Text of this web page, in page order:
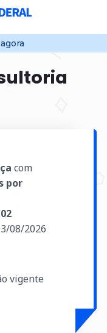
agora
com
por
08/2026
vigente